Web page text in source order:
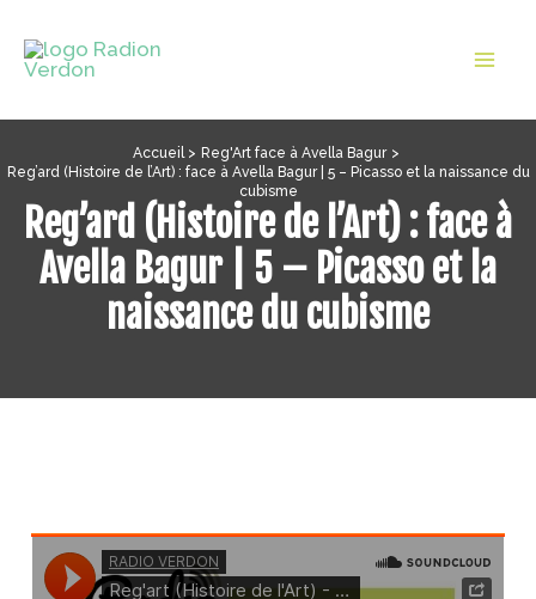
contenu
Accueil
Reg'Art face à Avella Bagur
Reg’ard (Histoire de l’Art) : face à Avella Bagur | 5 – Picasso et la naissance du
cubisme
Reg’ard (Histoire de l’Art) : face à
Avella Bagur | 5 – Picasso et la
naissance du cubisme